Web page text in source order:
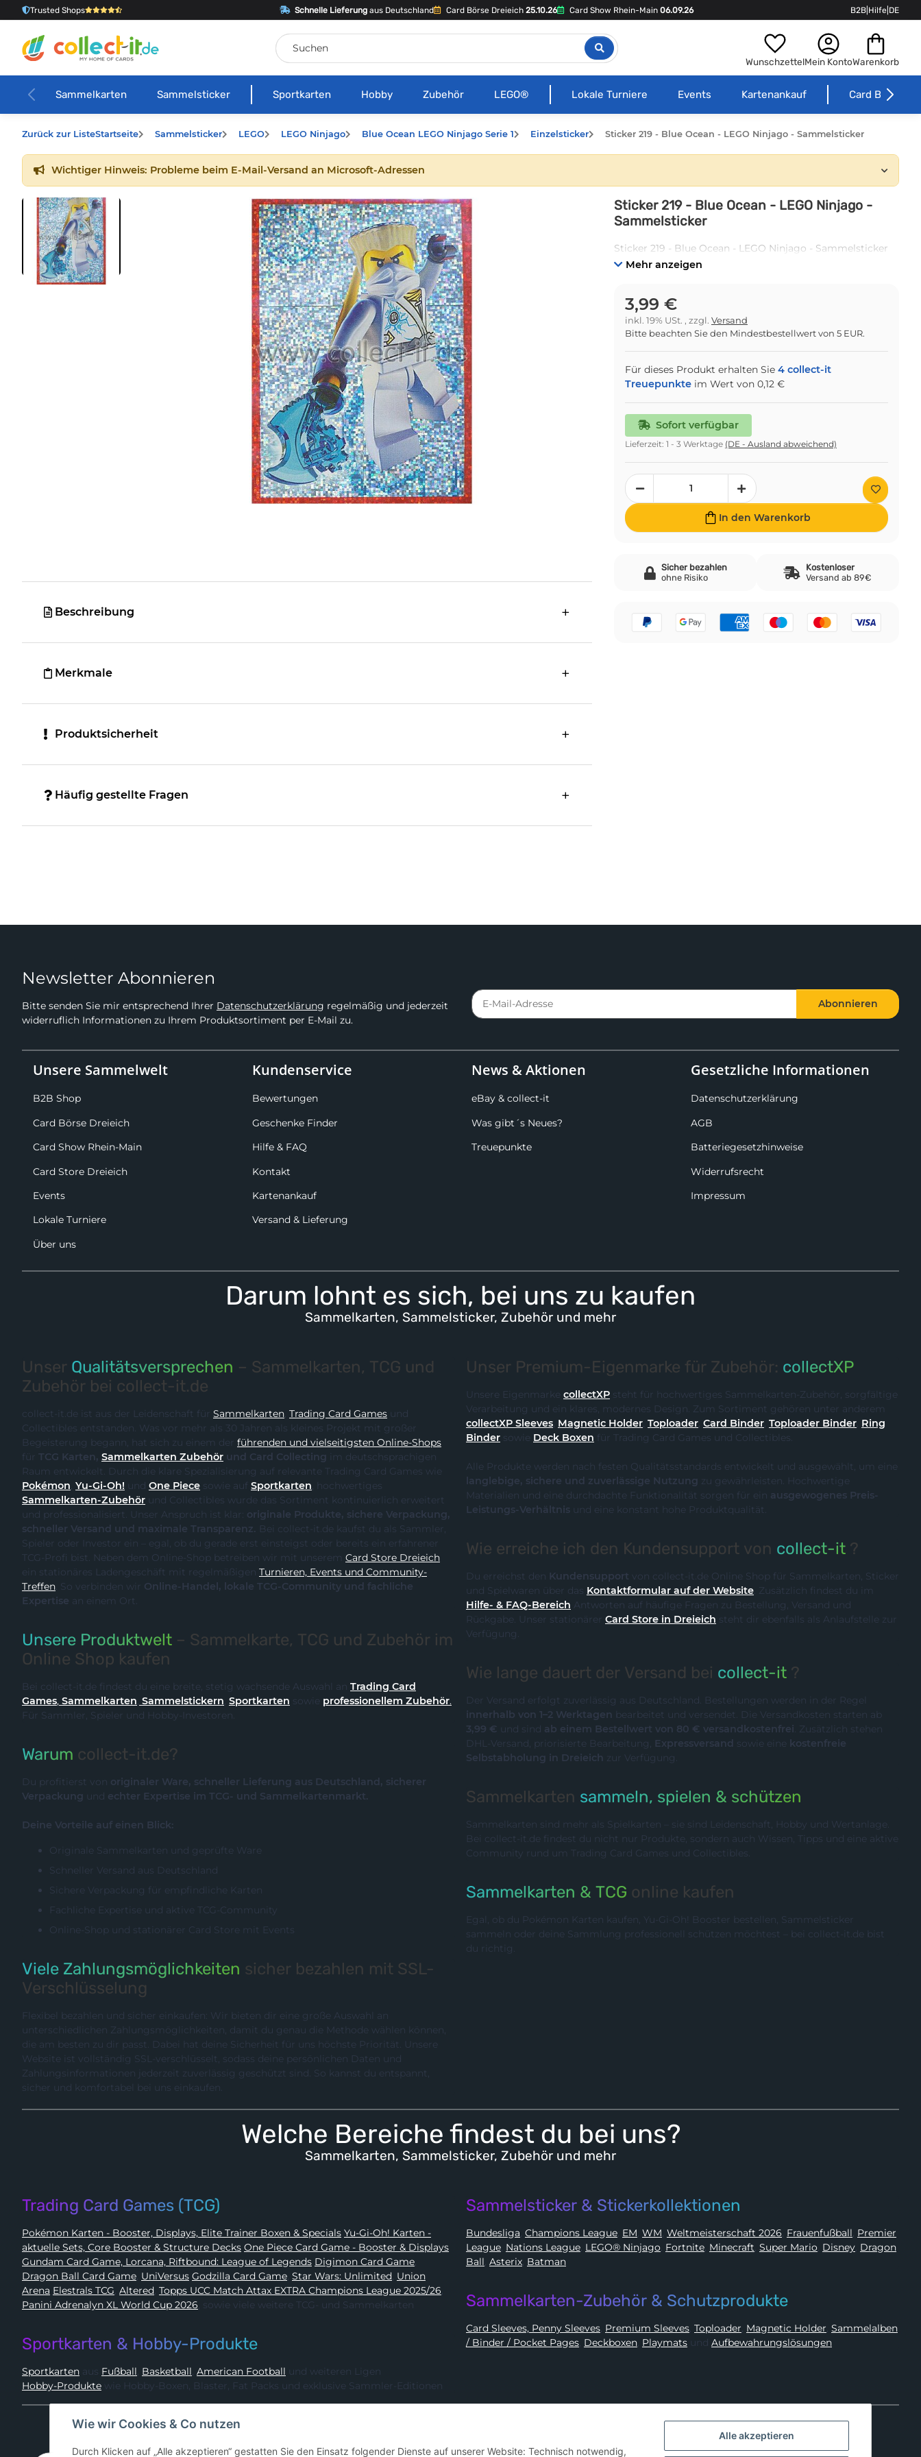
Trusted Shops Schnelle Lieferungaus Deutschland Card Börse Dreieich 25.10.26 Card Show Rhein-Main 06.09.26 B2B Hilfe DE
WunschzettelMein KontoWarenkorb
Sammelkarten Sammelsticker Sportkarten Hobby Zubehör LEGO® Lokale Turniere Events Kartenankauf Card Börse
Zurück zur ListeStartseite Sammelsticker LEGO LEGO Ninjago Blue Ocean LEGO Ninjago Serie 1 Einzelsticker Sticker 219 - Blue Ocean - LEGO Ninjago - Sammelsticker
Wichtiger Hinweis: Probleme beim E-Mail-Versand an Microsoft-Adressen
Sticker 219 - Blue Ocean - LEGO Ninjago -
Sammelsticker
Sticker 219 - Blue Ocean - LEGO Ninjago - Sammelsticker
Mehr anzeigen
3,99 €
inkl. 19% USt. , zzgl. Versand
Bitte beachten Sie den Mindestbestellwert von 5 EUR.
Für dieses Produkt erhalten Sie 4 collect-it
Treuepunkte im Wert von 0,12 €
Sofort verfügbar
Lieferzeit: 1 - 3 Werktage (DE - Ausland abweichend)
In den Warenkorb
Sicher bezahlen
ohne Risiko
Kostenloser
Versand ab 89€
Beschreibung
Merkmale
Produktsicherheit
Häufig gestellte Fragen
Newsletter Abonnieren
Bitte senden Sie mir entsprechend Ihrer Datenschutzerklärung regelmäßig und jederzeit
widerruflich Informationen zu Ihrem Produktsortiment per E-Mail zu.
Abonnieren
Unsere Sammelwelt
B2B Shop
Card Börse Dreieich
Card Show Rhein-Main
Card Store Dreieich
Events
Lokale Turniere
Über uns
Kundenservice
Bewertungen
Geschenke Finder
Hilfe & FAQ
Kontakt
Kartenankauf
Versand & Lieferung
News & Aktionen
eBay & collect-it
Was gibt´s Neues?
Treuepunkte
Gesetzliche Informationen
Datenschutzerklärung
AGB
Batteriegesetzhinweise
Widerrufsrecht
Impressum
Darum lohnt es sich, bei uns zu kaufen
Sammelkarten, Sammelsticker, Zubehör und mehr
Unser Qualitätsversprechen – Sammelkarten, TCG und
Zubehör bei collect-it.de
collect-it.de ist aus der Leidenschaft für Sammelkarten, Trading Card Games und
Collectibles entstanden. Was vor mehr als 30 Jahren als kleines Projekt mit großer
Begeisterung begann, hat sich zu einem der führenden und vielseitigsten Online-Shops
für TCG Karten, Sammelkarten Zubehör und Card Collecting
im deutschsprachigen
Raum entwickelt. Durch die klare Spezialisierung auf relevante Trading Card Games wie
Pokémon, Yu-Gi-Oh! und One Piece sowie auf Sportkarten , hochwertiges
Sammelkarten-Zubehör
und professionalisiert. Unser Anspruch ist klar: originale Produkte, sichere Verpackung,
schneller Versand und maximale Transparenz. Bei collect-it.de kaufst du als Sammler,
Spieler oder Investor ein – egal, ob du gerade erst einsteigst oder bereits ein erfahrener
TCG-Profi bist. Neben dem Online-Shop betreiben wir mit unserem
Card Store Dreieich
ein stationäres Ladengeschäft mit regelmäßigen Turnieren, Events und Community-
Treffen. So verbinden wir Online-Handel, lokale TCG-Community und fachliche
Expertise an einem Ort.
Unsere Produktwelt – Sammelkarte, TCG und Zubehör im
Online Shop kaufen
Bei collect-it.de findest du eine breite, stetig wachsende Auswahl an Trading Card
Games, Sammelkarten, Sammelstickern, Sportkarten sowie professionellem Zubehör.
Für Sammler, Spieler und Hobby-Investoren.
Warum collect-it.de?
Du profitierst von originaler Ware, schneller Lieferung aus Deutschland, sicherer
Verpackung und echter Expertise im TCG- und Sammelkartenmarkt.
Deine Vorteile auf einen Blick:
Originale Sammelkarten und geprüfte Ware
Schneller Versand aus Deutschland
Sichere Verpackung für empfindliche Karten
Fachliche Expertise und aktive TCG-Community
Online-Shop und stationärer Card Store mit Events
Viele Zahlungsmöglichkeiten sicher bezahlen mit SSL-
Verschlüsselung
Flexibel bezahlen und sicher einkaufen: Wir bieten dir eine große Auswahl an
unterschiedlichen Zahlungsmöglichkeiten, damit du genau die Methode wählen können,
die am besten zu dir passt. Dabei hat deine Sicherheit für uns höchste Priorität. Unsere
Website ist vollständig SSL-verschlüsselt, sodass deine persönlichen Daten und
Zahlungsinformationen jederzeit zuverlässig geschützt sind. So kannst du entspannt,
sicher und komfortabel bei uns einkaufen.
Unser Premium-Eigenmarke für Zubehör: collectXP
Unsere Eigenmarke collectXP steht für hochwertiges Sammelkarten-Zubehör, sorgfältige
Verarbeitung und ein klares, modernes Design. Zum Sortiment gehören unter anderem
collectXP Sleeves, Magnetic Holder, Toploader, Card Binder, Toploader Binder, Ring
Binder sowie Deck Boxen für Trading Card Games und Collectibles.
Alle Produkte werden nach festen Qualitätsstandards entwickelt und ausgewählt, um eine
langlebige, sichere und zuverlässige Nutzung zu gewährleisten. Hochwertige
Materialien und eine durchdachte Funktionalität sorgen für ein ausgewogenes Preis-
Leistungs-Verhältnis und eine konstant hohe Produktqualität.
Wie erreiche ich den Kundensupport von collect-it ?
Du erreichst den Kundensupport von collect-it.de Online Shop für Sammelkarten, Sticker
und Spielwaren über das Kontaktformular auf der Website. Zusätzlich findest du im
Hilfe- & FAQ-Bereich Antworten auf häufige Fragen zu Bestellung, Versand und
Rückgabe. Unser stationärer Card Store in Dreieich steht dir ebenfalls als Anlaufstelle zur
Verfügung.
Wie lange dauert der Versand bei collect-it ?
Der Versand erfolgt zuverlässig aus Deutschland. Bestellungen werden in der Regel
innerhalb von 1–2 Werktagen bearbeitet und versendet. Die Versandkosten starten ab
3,99 € und sind ab einem Bestellwert von 80 € versandkostenfrei. Zusätzlich stehen
DHL-Versand, priorisierte Bearbeitung, Expressversand sowie eine kostenfreie
Selbstabholung in Dreieich zur Verfügung.
Sammelkarten sammeln, spielen & schützen
Sammelkarten sind mehr als Spielkarten – sie sind Leidenschaft, Hobby und Wertanlage.
Bei collect-it.de findest du nicht nur Produkte, sondern auch Wissen, Tipps und eine aktive
Community rund um Trading Card Games und Collectibles.
Sammelkarten & TCG online kaufen
Egal, ob du Pokémon Karten kaufen, Yu-Gi-Oh! Booster bestellen, Sammelsticker
sammeln oder deine Sammlung professionell schützen möchtest – bei collect-it.de bist
du richtig.
Welche Bereiche findest du bei uns?
Sammelkarten, Sammelsticker, Zubehör und mehr
Trading Card Games (TCG)
Pokémon Karten - Booster, Displays, Elite Trainer Boxen & Specials Yu-Gi-Oh! Karten -
aktuelle Sets, Core Booster & Structure Decks
One Piece Card Game - Booster & Displays
Gundam Card Game, Lorcana, Riftbound: League of Legends
Digimon Card Game,
Dragon Ball Card Game, UniVersus Godzilla Card Game, Star Wars: Unlimited, Union
Arena
Elestrals TCG, Altered, Topps UCC Match Attax EXTRA Champions League 2025/26,
Panini Adrenalyn XL World Cup 2026, sowie viele weitere TCG- und Sammelkarten
Sportkarten & Hobby-Produkte
Sportkarten aus Fußball, Basketball, American Football und weiteren Ligen
Hobby-Produkte wie Hobby-Boxen, Blaster, Fat Packs und exklusive Sammler-Editionen
Sammelsticker & Stickerkollektionen
Bundesliga, Champions League, EM, WM, Weltmeisterschaft 2026, Frauenfußball, Premier
League, Nations League, LEGO® Ninjago, Fortnite, Minecraft, Super Mario, Disney, Dragon
Ball, Asterix, Batman
Sammelkarten-Zubehör & Schutzprodukte
Card Sleeves, Penny Sleeves, Premium Sleeves, Toploader, Magnetic Holder, Sammelalben
/ Binder / Pocket Pages, Deckboxen, Playmats und Aufbewahrungslösungen
Hier kannst du uns folgen:
Alle akzeptieren
Wie wir Cookies & Co nutzen
Durch Klicken auf „Alle akzeptieren“ gestatten Sie den Einsatz folgender Dienste auf unserer Website: Technisch notwendig,